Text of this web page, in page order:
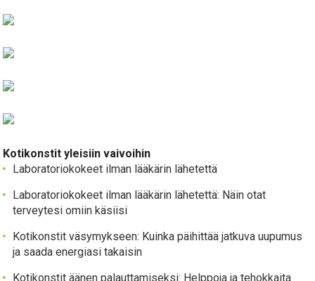
Kotikonstit yleisiin vaivoihin
Laboratoriokokeet ilman lääkärin lähetettä
Laboratoriokokeet ilman lääkärin lähetettä: Näin otat
terveytesi omiin käsiisi
Kotikonstit väsymykseen: Kuinka päihittää jatkuva uupumus
ja saada energiasi takaisin
Kotikonstit äänen palauttamiseksi: Helppoja ja tehokkaita